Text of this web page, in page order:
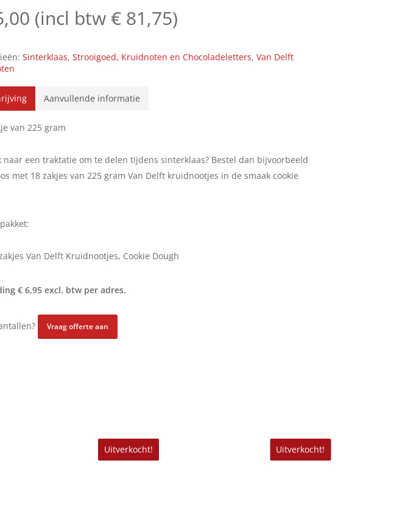
(incl btw€ 81,75)
Sinterklaas, Strooigoed, Kruidnoten en Chocoladeletters, Van Delft
Aanvullende informatie
van 225 gram
naar een traktatie om te delen tijdens sinterklaas? Bestel dan bijvoorbeeld
met 18 zakjes van 225 gram Van Delft kruidnootjes in de smaak cookie
Van Delft Kruidnootjes, Cookie Dough
€ 6,95 excl. btw per adres.
Vraag offerte aan
Uitverkocht! Uitverkocht!